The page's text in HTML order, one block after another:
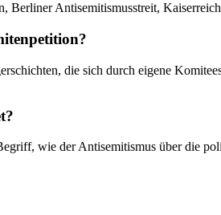
Antisemitismusstreit,
die sich durch eigene
wie der Antisemitismus über die